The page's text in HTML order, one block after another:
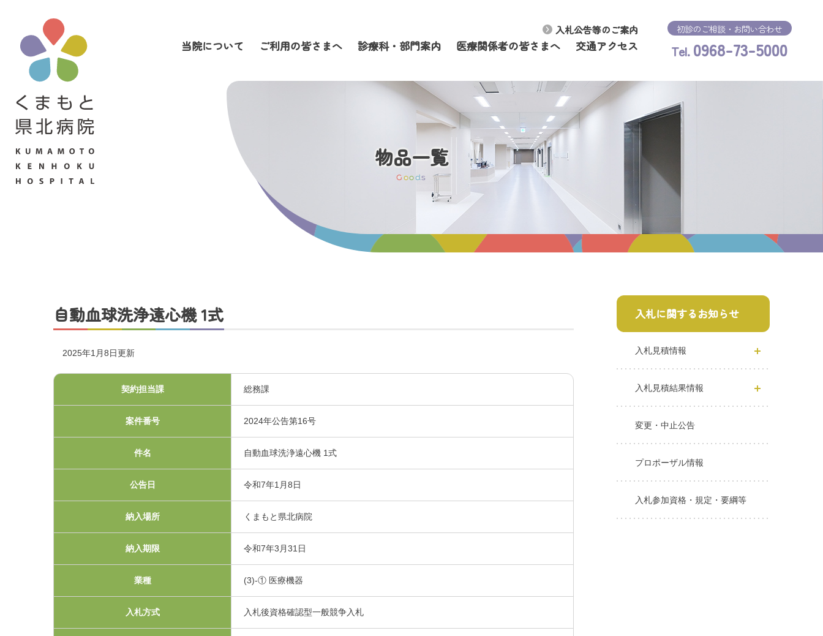
入札公告等のご案内
当院について ご利用の皆さまへ 診療科・部門案内 医療関係者の皆さまへ 交通アクセス
初診のご相談・お問い合わせ
Tel. 0968-73-5000
物品一覧
Goods
自動血球洗浄遠心機 1式
2025年1月8日更新
契約担当課 総務課
案件番号 2024年公告第16号
件名 自動血球洗浄遠心機 1式
公告日 令和7年1月8日
納入場所 くまもと県北病院
納入期限 令和7年3月31日
業種 (3)-① 医療機器
入札方式 入札後資格確認型一般競争入札
入札に関するお知らせ
入札見積情報
入札見積結果情報
変更・中止公告
プロポーザル情報
入札参加資格・規定・要綱等
当院について
ご利用の皆さまへ
お問い合わせ
Tel.0968-73-5000
利害関係者との接触等に関する届出書（word）